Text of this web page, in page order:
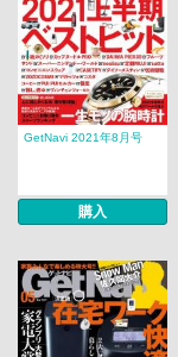
GetNavi 2021年8月号
購入